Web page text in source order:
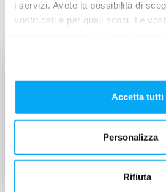
i servizi. Avete la possibilità di
vostri dati e per quali scopi. Le
modificare o revocare il proprio
momento dalla Dichiarazione sui
sull'icona di attivazione della
Con il tuo consenso, vorremmo
raccogliere informazioni
geografica, con
Identificare il tuo
Accetta tutti
Personalizza
Rifiuta
oggi.